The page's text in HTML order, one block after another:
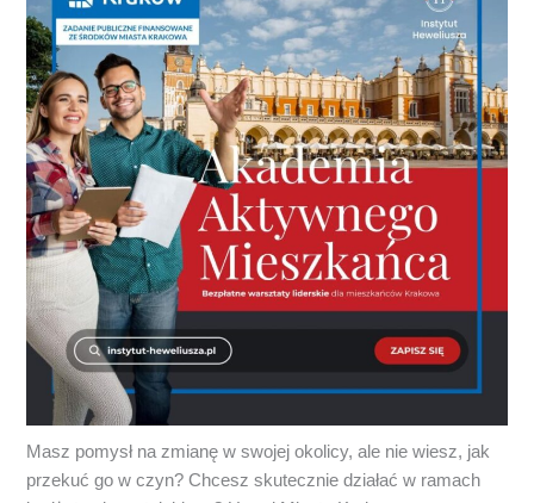
Masz pomysł na zmianę w swojej okolicy, ale nie wiesz, jak
przekuć go w czyn? Chcesz skutecznie działać w ramach